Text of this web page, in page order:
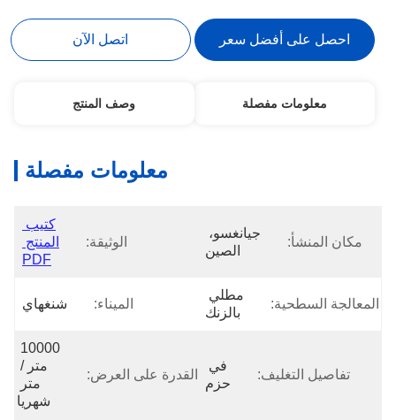
احصل على أفضل سعر اتصل الآن
معلومات مفصلة وصف المنتج
معلومات مفصلة
مكان المنشأ:
جيانغسو،
الصين
الوثيقة:
كتيب
المنتج
PDF
المعالجة السطحية:
بالزنك
الميناء: شنغهاي
تفاصيل التغليف:
حزم
القدرة على العرض:
10000
متر /
متر
شهريا